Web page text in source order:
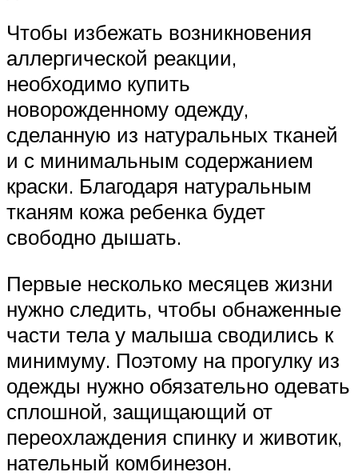
Чтобы избежать возникновения
аллергической реакции,
необходимо купить
новорожденному одежду,
сделанную из натуральных тканей
и с минимальным содержанием
краски. Благодаря натуральным
тканям кожа ребенка будет
свободно дышать.
Первые несколько месяцев жизни
нужно следить, чтобы обнаженные
части тела у малыша сводились к
минимуму. Поэтому на прогулку из
одежды нужно обязательно одевать
сплошной, защищающий от
переохлаждения спинку и животик,
нательный комбинезон.